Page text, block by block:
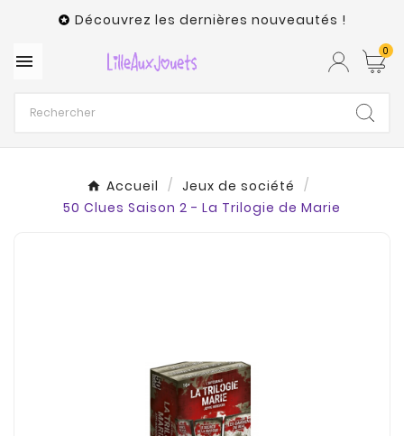
 Découvrez les dernières nouveautés !
 0
Accueil
Jeux de société
50 Clues Saison 2 - La Trilogie de Marie